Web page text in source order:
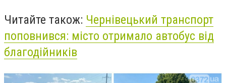
Читайте також: Чернівецький транспорт
поповнився: місто отримало автобус від
благодійників